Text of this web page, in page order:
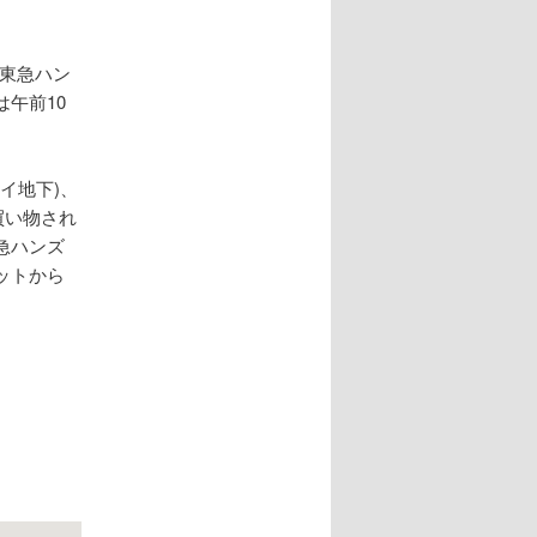
急ハン
午前10
地下)、
物され
ハンズ
トから